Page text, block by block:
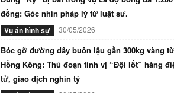
đồng: Góc nhìn pháp lý từ luật sư.
Vụ án hình sự 30/05/2026
Bóc gỡ đường dây buôn lậu gần 300kg vàng từ
Hồng Kông: Thủ đoạn tinh vị “Đội lốt” hàng
tử, giao dịch nghìn tỷ